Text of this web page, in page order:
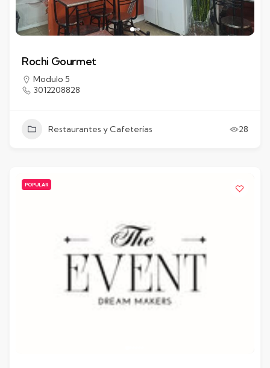
Rochi Gourmet
Modulo 5
3012208828
Restaurantes y Cafeterías 28
POPULAR